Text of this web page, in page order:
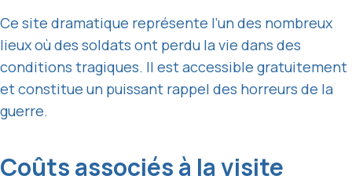
Ce site dramatique représente l’un des nombreux
lieux où des soldats ont perdu la vie dans des
conditions tragiques. Il est accessible gratuitement
et constitue un puissant rappel des horreurs de la
guerre.
Coûts associés à la visite